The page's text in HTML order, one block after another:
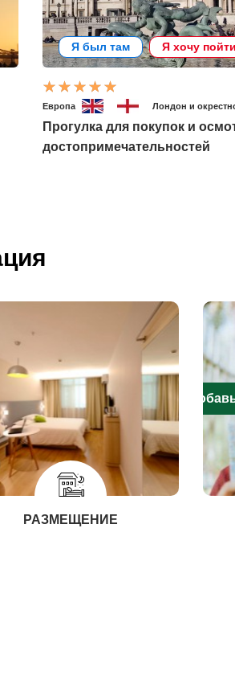
Я был там Я хочу
Европа Лондон и
Прогулка для покупок и
достопримечательностей
РАЗМЕЩЕНИЕ